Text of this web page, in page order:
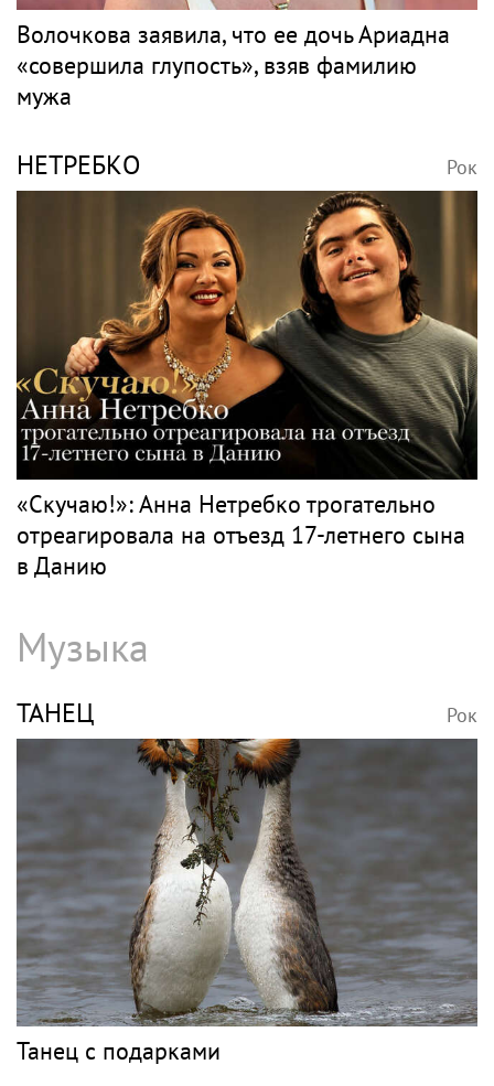
Волочкова заявила, что ее дочь Ариадна
«совершила глупость», взяв фамилию
мужа
НЕТРЕБКО Рок
«Скучаю!»: Анна Нетребко трогательно
отреагировала на отъезд 17-летнего сына
в Данию
Музыка
ТАНЕЦ Рок
Танец с подарками